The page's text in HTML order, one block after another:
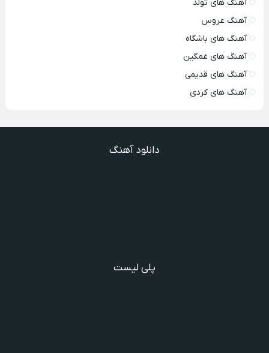
آهنگ های تولد
آهنگ عروس
آهنگ های باشگاه
آهنگ های غمگین
آهنگ های قدیمی
آهنگ های کردی
دانلود آهنگ
پلی لیست